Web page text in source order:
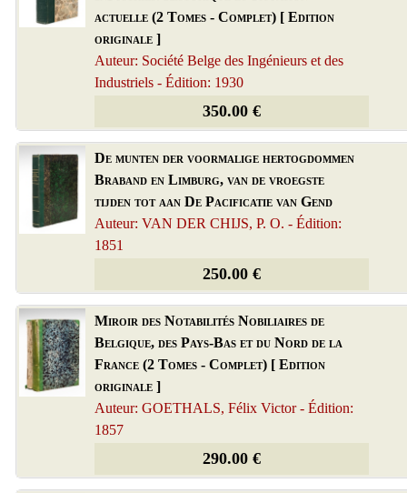
actuelle (2 Tomes - Complet) [ Edition
originale ]
Auteur: Société Belge des Ingénieurs et des
Industriels - Édition: 1930
350.00 €
De munten der voormalige hertogdommen
Braband en Limburg, van de vroegste
tijden tot aan De Pacificatie van Gend
Auteur: VAN DER CHIJS, P. O. - Édition:
1851
250.00 €
Miroir des Notabilités Nobiliaires de
Belgique, des Pays-Bas et du Nord de la
France (2 Tomes - Complet) [ Edition
originale ]
Auteur: GOETHALS, Félix Victor - Édition:
1857
290.00 €